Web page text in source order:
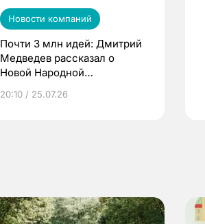
Новости компаний
Почти 3 млн идей: Дмитрий
Медведев рассказал о
Новой Народной
20:10 / 25.07.26